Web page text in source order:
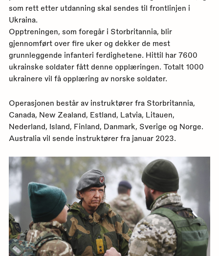
som rett etter utdanning skal sendes til frontlinjen i
Ukraina.
Opptreningen, som foregår i Storbritannia, blir
gjennomført over fire uker og dekker de mest
grunnleggende infanteri ferdighetene. Hittil har 7600
ukrainske soldater fått denne opplæringen. Totalt 1000
ukrainere vil få opplæring av norske soldater.
Operasjonen består av instruktører fra Storbritannia,
Canada, New Zealand, Estland, Latvia, Litauen,
Nederland, Island, Finland, Danmark, Sverige og Norge.
Australia vil sende instruktører fra januar 2023.